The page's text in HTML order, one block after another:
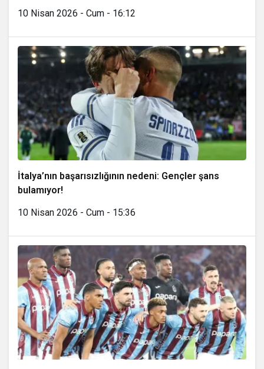
10 Nisan 2026 - Cum - 16:12
İtalya’nın başarısızlığının nedeni: Gençler şans
bulamıyor!
10 Nisan 2026 - Cum - 15:36